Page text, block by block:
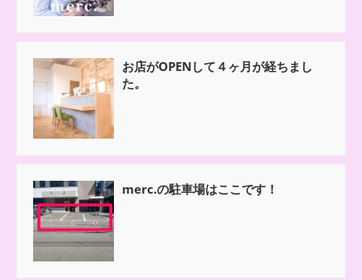
お店がOPENして４ヶ月が経ちまし
た。
merc.の駐車場はここです！